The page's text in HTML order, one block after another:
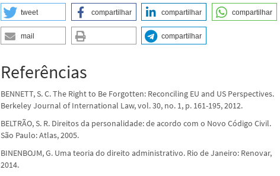
tweet compartilhar compartilhar compartilhar
mail compartilhar
Referências
BENNETT, S. C. The Right to Be Forgotten: Reconciling EU and US Perspectives.
Berkeley Journal of International Law, vol. 30, no. 1, p. 161-195, 2012.
BELTRÃO, S. R. Direitos da personalidade: de acordo com o Novo Código Civil.
São Paulo: Atlas, 2005.
BINENBOJM, G. Uma teoria do direito administrativo. Rio de Janeiro: Renovar,
2014.